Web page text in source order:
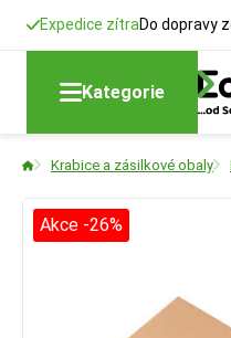
Expedice zítraDo dopravy
Kategorie
Krabice a zásilkové obaly
Akce -26%